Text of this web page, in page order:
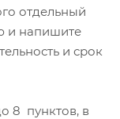
отдельный
и напишите
и срок
8 пунктов, в